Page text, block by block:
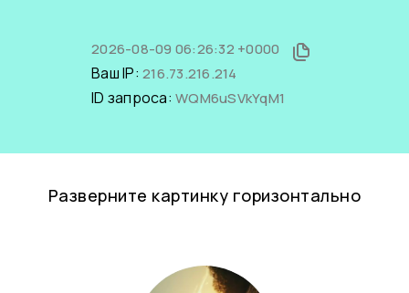
2026-08-09 06:26:32 +0000
Ваш IP: 216.73.216.214
ID запроса: WQM6uSVkYqM1
Разверните картинку горизонтально